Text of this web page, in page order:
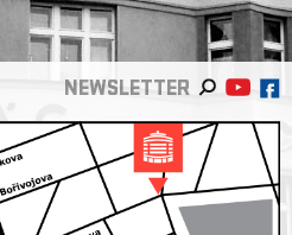
NEWSLETTER